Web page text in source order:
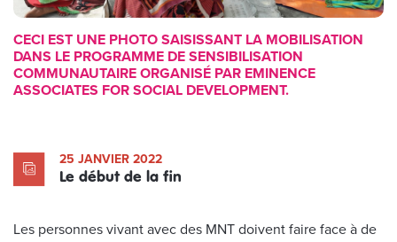
CECI EST UNE PHOTO SAISISSANT LA MOBILISATION
DANS LE PROGRAMME DE SENSIBILISATION
COMMUNAUTAIRE ORGANISÉ PAR EMINENCE
ASSOCIATES FOR SOCIAL DEVELOPMENT.
25 JANVIER 2022
Le début de la fin
Les personnes vivant avec des MNT doivent faire face à de